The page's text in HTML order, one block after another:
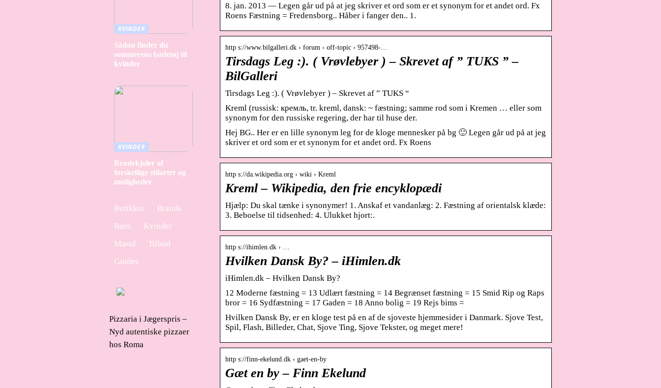
8. jan. 2013 — Legen går ud på at jeg skriver et ord som er et synonym for et andet ord. Fx
Roens Fæstning = Fredensborg.. Håber i fanger den.. 1.
http s://www.bilgalleri.dk › forum › off-topic › 957498-…
Tirsdags Leg :). ( Vrøvlebyer ) – Skrevet af ” TUKS ” –
BilGalleri
Tirsdags Leg :). ( Vrøvlebyer ) – Skrevet af ” TUKS “
Kreml (russisk: кремль, tr. kreml, dansk: ~ fæstning; samme rod som i Kremen … eller som
synonym for den russiske regering, der har til huse der.
Hej BG.. Her er en lille synonym leg for de kloge mennesker på bg 🙂 Legen går ud på at jeg
skriver et ord som er et synonym for et andet ord. Fx Roens
http s://da.wikipedia.org › wiki › Kreml
Kreml – Wikipedia, den frie encyklopædi
Hjælp: Du skal tænke i synonymer! 1. Anskaf et vandanlæg: 2. Fæstning af orientalsk klæde:
3. Beboelse til tidsenhed: 4. Ulukket hjort:.
http s://ihimlen.dk › …
Hvilken Dansk By? – iHimlen.dk
iHimlen.dk – Hvilken Dansk By?
12 Moderne fæstning = 13 Udlært fæstning = 14 Begrænset fæstning = 15 Smid Rip og Raps
bror = 16 Sydfæstning = 17 Gaden = 18 Anno bolig = 19 Rejs bims =
Hvilken Dansk By, er en kloge test på en af de sjoveste hjemmesider i Danmark. Sjove Test,
Spil, Flash, Billeder, Chat, Sjove Ting, Sjove Tekster, og meget mere!
http s://finn-ekelund.dk › gaet-en-by
Gæt en by – Finn Ekelund
KVINDER
Sådan finder du
sommerens badetøj til
kvinder
KVINDER
Brudekjoler af
forskellige stilarter og
muligheder
Butikker
Brands
Børn
Kvinder
Mænd
Tilbud
Guides
Pizzaria i Jægerspris –
Nyd autentiske pizzaer
hos Roma